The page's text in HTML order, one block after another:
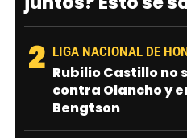
2 LIGA NACIONAL DE
Rubilio Castillo no
contra Olancho y
Bengtson